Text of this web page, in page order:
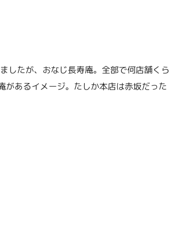
したが、おなじ長寿庵。全部で何店舗くら
があるイメージ。たしか本店は赤坂だった